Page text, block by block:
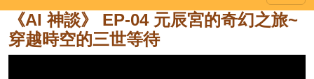
《AI 神談》 EP-04 元辰宮的奇幻之旅~
穿越時空的三世等待